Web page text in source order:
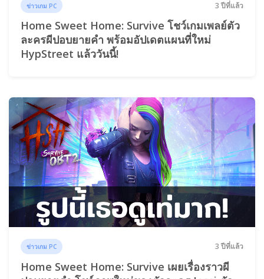
ข่าวเกม PC 3 ปีที่แล้ว
Home Sweet Home: Survive โชว์เกมเพลย์ตัว
ละครผีปอบยายคำ พร้อมอัปเดตแผนที่ใหม่
HypStreet แล้ววันนี้!
ข่าวเกม PC 3 ปีที่แล้ว
Home Sweet Home: Survive เผยเรื่องราวผี